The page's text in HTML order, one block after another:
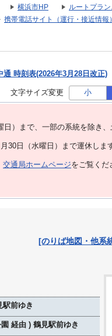
横浜市HP ルートプラ
携帯電話サイト（運行・接近情報）
通 時刻表(2026年3月28日改正)
文字サイズ変更 小
）まで、⼀部の系統を除き、
日（水曜日）まで運休します
交通局ホームページをご覧くだ
[のりば地図・他系
前ゆき
経由 ) 鶴見駅前ゆき